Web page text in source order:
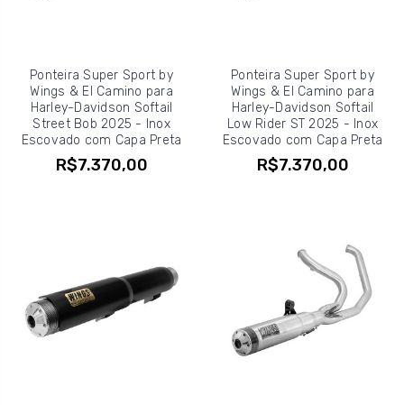
Ponteira Super Sport by
Wings & El Camino para
Harley-Davidson Softail
Street Bob 2025 - Inox
Escovado com Capa Preta
R$7.370,00
Ponteira Super Sport by
Wings & El Camino para
Harley-Davidson Softail
Low Rider ST 2025 - Inox
Escovado com Capa Preta
R$7.370,00